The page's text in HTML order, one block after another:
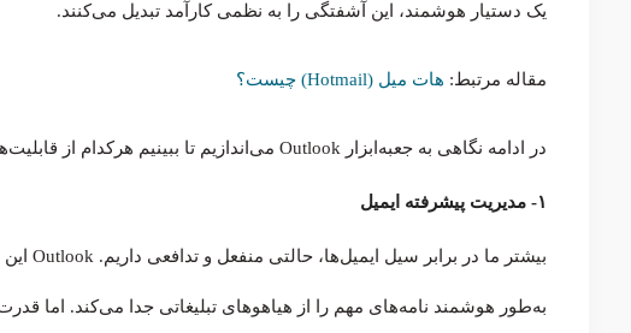
یک دستیار هوشمند، این آشفتگی را به نظمی کارآمد تبدیل می‌کنند.
مقاله مرتبط: هات‌ میل (Hotmail) چیست؟
در ادامه نگاهی به جعبه‌ابزار Outlook می‌اندازیم تا ببینیم هرکدام از قابلیت‌های آن به چه منظوری طراحی شده‌اند.
۱- مدیریت پیشرفته ایمیل